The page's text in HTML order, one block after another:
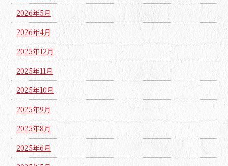
2026年5月
2026年4月
2025年12月
2025年11月
2025年10月
2025年9月
2025年8月
2025年6月